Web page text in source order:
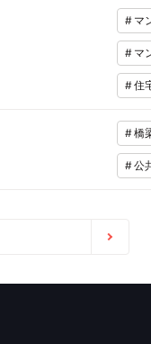
# マ
# マ
#住
#橋
#公